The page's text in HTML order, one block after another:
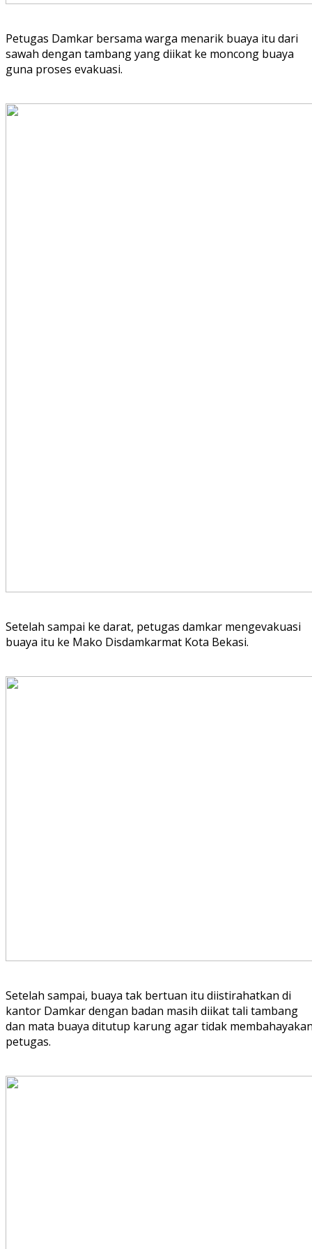
Petugas Damkar bersama warga menarik buaya itu dari
sawah dengan tambang yang diikat ke moncong buaya
guna proses evakuasi.
Setelah sampai ke darat, petugas damkar mengevakuasi
buaya itu ke Mako Disdamkarmat Kota Bekasi.
Setelah sampai, buaya tak bertuan itu diistirahatkan di
kantor Damkar dengan badan masih diikat tali tambang
dan mata buaya ditutup karung agar tidak
petugas.